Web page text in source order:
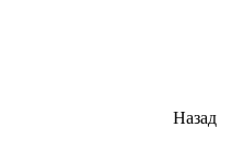
Назад